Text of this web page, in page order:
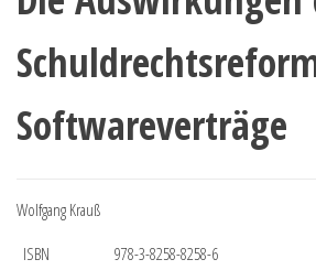
Softwareverträge
Wolfgang Krauß
ISBN
978-3-8258-8258-6